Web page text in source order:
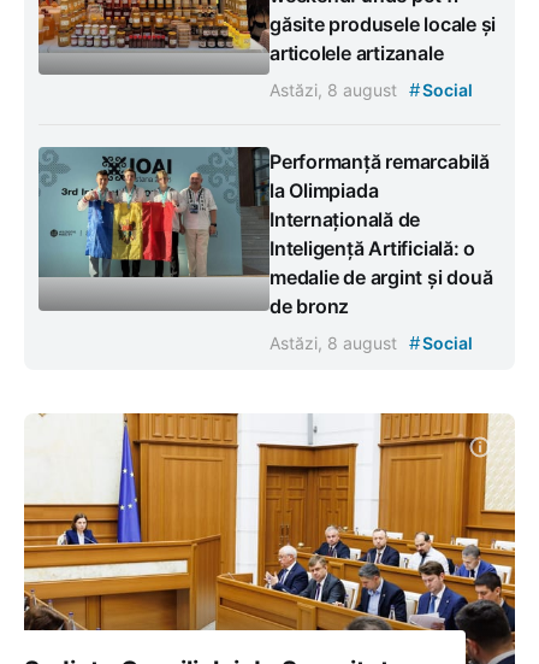
găsite produsele locale și
articolele artizanale
Astăzi, 8 august #Social
Performanță remarcabilă
la Olimpiada
Internațională de
Inteligență Artificială: o
medalie de argint și două
de bronz
Astăzi, 8 august #Social